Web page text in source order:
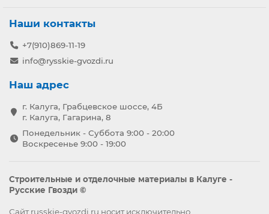
Наши контакты
+7(910)869-11-19
info@rysskie-gvozdi.ru
Наш адрес
г. Калуга, Грабцевское шоссе, 4Б
г. Калуга, Гагарина, 8
Понедельник - Суббота 9:00 - 20:00
Воскресенье 9:00 - 19:00
Строительные и отделочные материалы в Калуге -
Русские Гвозди ©
Сайт russkie-gvozdi.ru носит исключительно